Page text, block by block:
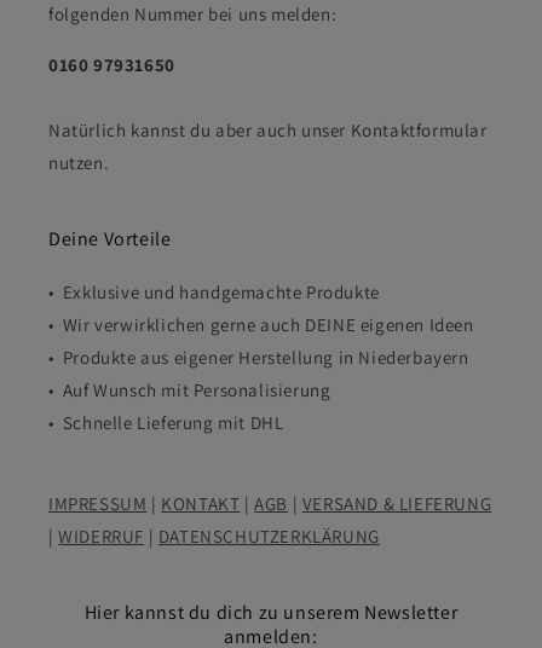
folgenden Nummer bei uns melden:
0160 97931650
Natürlich kannst du aber auch unser Kontaktformular
nutzen.
Deine Vorteile
• Exklusive und handgemachte Produkte
• Wir verwirklichen gerne auch DEINE eigenen Ideen
• Produkte aus eigener Herstellung in Niederbayern
• Auf Wunsch mit Personalisierung
• Schnelle Lieferung mit DHL
IMPRESSUM | KONTAKT |AGB | VERSAND & LIEFERUNG
|WIDERRUF | DATENSCHUTZERKLÄRUNG
Hier kannst du dich zu unserem Newsletter
anmelden: